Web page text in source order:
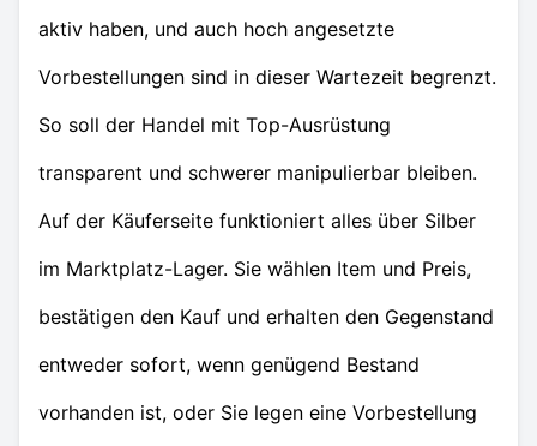
aktiv haben, und auch hoch angesetzte
Vorbestellungen sind in dieser Wartezeit begrenzt.
So soll der Handel mit Top-Ausrüstung
transparent und schwerer manipulierbar bleiben.
Auf der Käuferseite funktioniert alles über Silber
im Marktplatz-Lager. Sie wählen Item und Preis,
bestätigen den Kauf und erhalten den Gegenstand
entweder sofort, wenn genügend Bestand
vorhanden ist, oder Sie legen eine Vorbestellung